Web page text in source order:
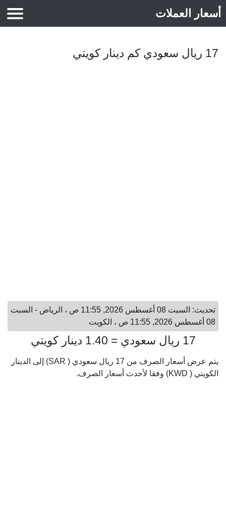
أسعار العملات
17 ريال سعودي كم دينار كويتي
تحديث: السبت 08 أغسطس 2026, 11:55 ص ، الرياض - السبت
08 أغسطس 2026, 11:55 ص ، الكويت
17 ريال سعودي = 1.40 دينار كويتي
يتم عرض أسعار الصرف من 17 ريال سعودي ( SAR) إلى الدينار
الكويتي ( KWD) وفقا لأحدث أسعار الصرف.